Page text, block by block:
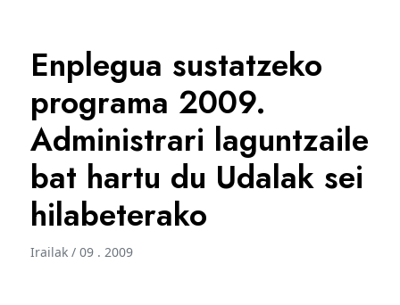
Enplegua sustatzeko
programa 2009.
Administrari laguntzaile
bat hartu du Udalak sei
hilabeterako
Irailak / 09 . 2009